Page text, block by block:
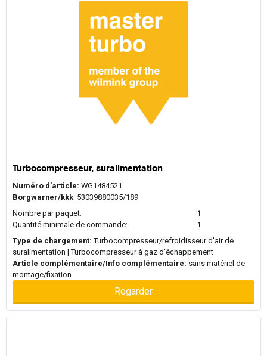
Turbocompresseur, suralimentation
Numéro d’article: WG1484521
Borgwarner/kkk: 53039880035/189
Nombre par paquet:
1
Quantité minimale de commande:
1
Type de chargement: Turbocompresseur/refroidisseur d'air de
suralimentation | Turbocompresseur à gaz d'échappement
Article complémentaire/Info complémentaire: sans matériel de
montage/fixation
Regarder